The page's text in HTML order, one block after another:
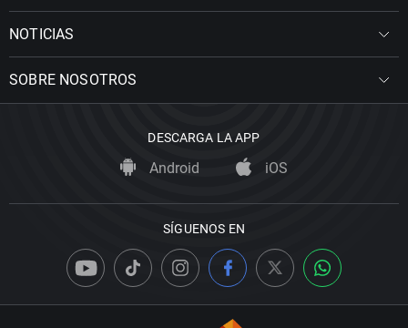
NOTICIAS
SOBRE NOSOTROS
DESCARGA LA APP
Android iOS
SÍGUENOS EN